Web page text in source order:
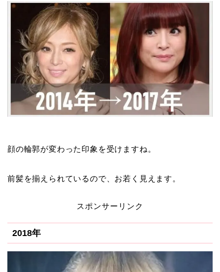
顔の輪郭が変わった印象を受けますね。
前髪を揃えられているので、お若く見えます。
スポンサーリンク
2018年